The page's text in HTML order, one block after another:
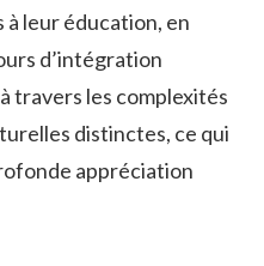
leur éducation, en
d’intégration
travers les complexités
distinctes, ce qui
appréciation